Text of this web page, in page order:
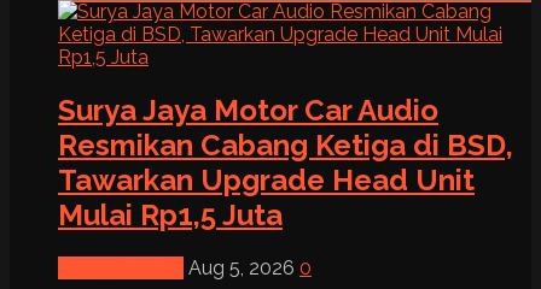
Surya Jaya Motor Car Audio
Resmikan Cabang Ketiga di BSD,
Tawarkan Upgrade Head Unit
Mulai Rp1,5 Juta
Aug 5, 2026 0